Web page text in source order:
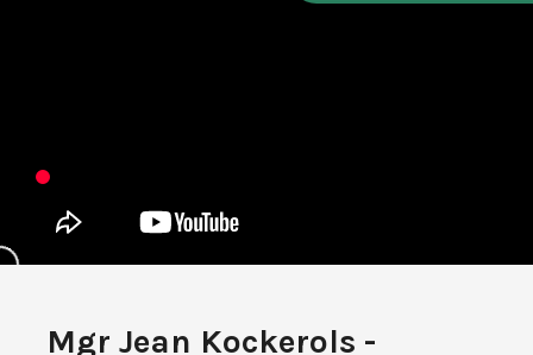
Mgr Jean Kockerols -